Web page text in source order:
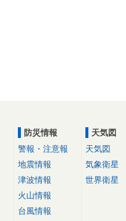
防災情報
警報・注意報
地震情報
津波情報
火山情報
台風情報
天気図
天気図
気象衛星
世界衛星